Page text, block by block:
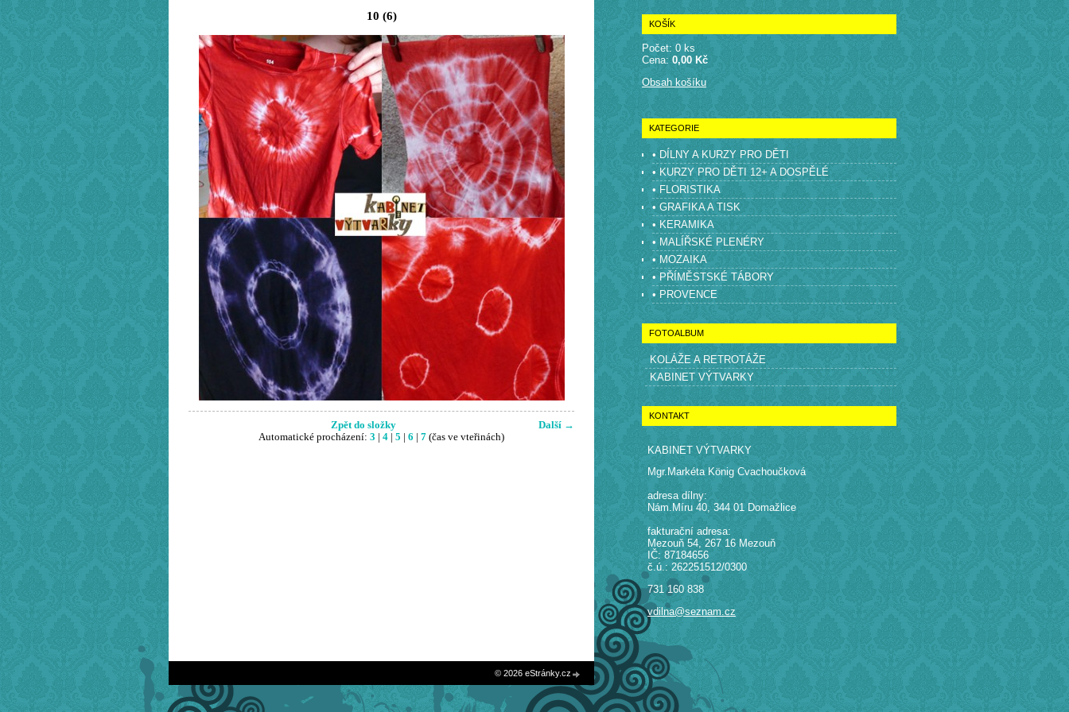
10 (6)
Další →
Zpět do složky
Automatické procházení: 3 4 5 6 7 (čas ve vteřinách)
KOŠÍK
Počet: 0 ks
Cena:0,00 Kč
Obsah košíku
KATEGORIE
• DÍLNY A KURZY PRO DĚTI
• KURZY PRO DĚTI 12+ A DOSPĚLÉ
• FLORISTIKA
• GRAFIKA A TISK
• KERAMIKA
• MALÍŘSKÉ PLENÉRY
• MOZAIKA
• PŘÍMĚSTSKÉ TÁBORY
• PROVENCE
FOTOALBUM
KOLÁŽE A RETROTÁŽE
KABINET VÝTVARKY
KONTAKT
KABINET VÝTVARKY
Mgr.Markéta König Cvachoučková
adresa dílny:
Nám.Míru 40, 344 01 Domažlice
fakturační adresa:
Mezouň 54, 267 16 Mezouň
IČ: 87184656
č.ú.: 262251512/0300
731 160 838
vdilna@seznam.cz
© 2026 eStránky.cz